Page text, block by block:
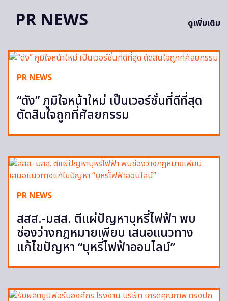
PR NEWS ดูเพิ่มเติม
PR NEWS
“ดัง” ภูมิใจหน้าใหม่ เป็นเวอร์ชั่นที่ดีที่สุด
ตัดสินใจถูกที่ศัลยกรรม
PR NEWS
สสส.-มสส. ตีแผ่ปัญหาบุหรี่ไฟฟ้า พบ
ช่องว่างกฎหมายเพียบ เสนอแนวทาง
แก้ไขปัญหา “บุหรี่ไฟฟ้าออนไลน์”